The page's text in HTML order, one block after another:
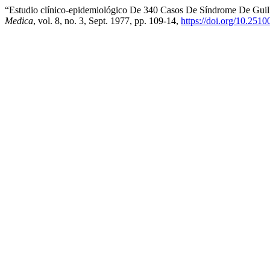
“Estudio clínico-epidemiológico De 340 Casos De Síndrome De
Medica, vol. 8, no. 3, Sept. 1977, pp. 109-14, https://doi.org/